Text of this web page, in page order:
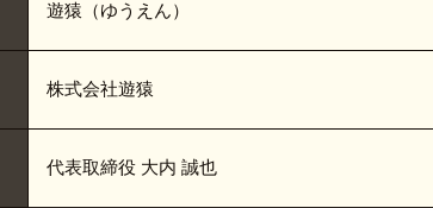
遊猿（ゆうえん）
株式会社遊猿
代表取締役 大内 誠也